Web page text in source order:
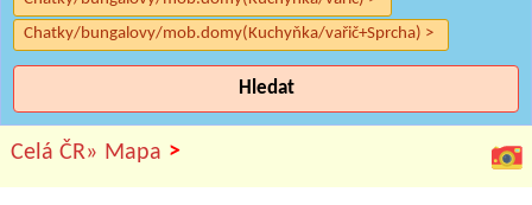
Chatky/bungalovy/mob.domy(Kuchyňka/vařič+Sprcha) >
Hledat
Celá ČR» Mapa >